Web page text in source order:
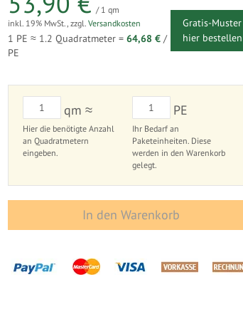
/ 1 qm
inkl. 19% MwSt.,zzgl.Versandkosten
1 PE ≈ 1.2 Quadratmeter =64,68 € /
PE
Gratis-Muster
hier bestellen
qm ≈
Hier die benötigte Anzahl
an Quadratmetern
eingeben.
PE
Ihr Bedarf an
Paketeinheiten. Diese
werden in den Warenkorb
gelegt.
In den Warenkorb